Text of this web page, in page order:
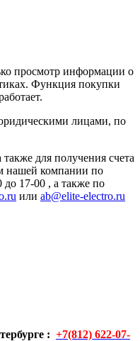
просмотр информации о
Функция покупки
лицами, по
для получения счета
нашей компании по
до 17-00 , а также по
или ab@elite-electro.ru
: +7(812) 622-07-